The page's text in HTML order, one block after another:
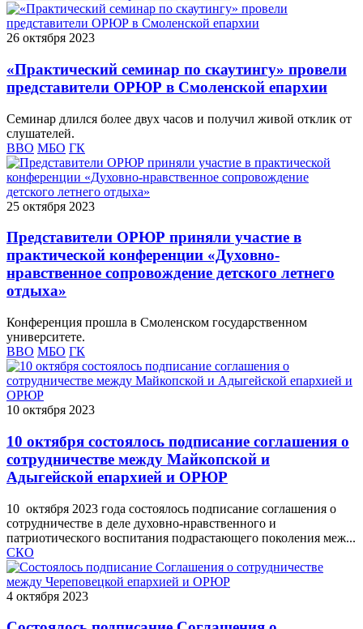
26 октября 2023
«Практический семинар по скаутингу» провели
представители ОРЮР в Смоленской епархии
Семинар длился более двух часов и получил живой отклик от
слушателей.
ВВО МБО ГК
25 октября 2023
Представители ОРЮР приняли участие в
практической конференции «Духовно-
нравственное сопровождение детского летнего
отдыха»
Конференция прошла в Смоленском государственном
университете.
ВВО МБО ГК
10 октября 2023
10 октября состоялось подписание соглашения о
сотрудничестве между Майкопской и
Адыгейской епархией и ОРЮР
10 октября 2023 года состоялось подписание соглашения о
сотрудничестве в деле духовно-нравственного и
патриотического воспитания подрастающего поколения меж...
СКО
4 октября 2023